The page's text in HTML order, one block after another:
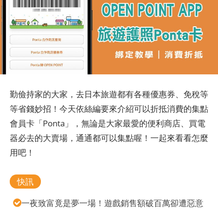
勤儉持家的大家，去日本旅遊都有各種優惠券、免稅等
等省錢妙招！今天依絲編要來介紹可以折抵消費的集點
會員卡「Ponta」，無論是大家最愛的便利商店、買電
器必去的大賣場，通通都可以集點喔！一起來看看怎麼
用吧！
快訊
一夜致富竟是夢一場！遊戲銷售額破百萬卻遭惡意